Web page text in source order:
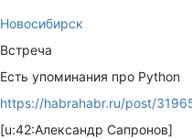
Новосибирск
Встреча
Есть упоминания про Python
https://habrahabr.ru/post/
[u:42:Александр Сапронов]